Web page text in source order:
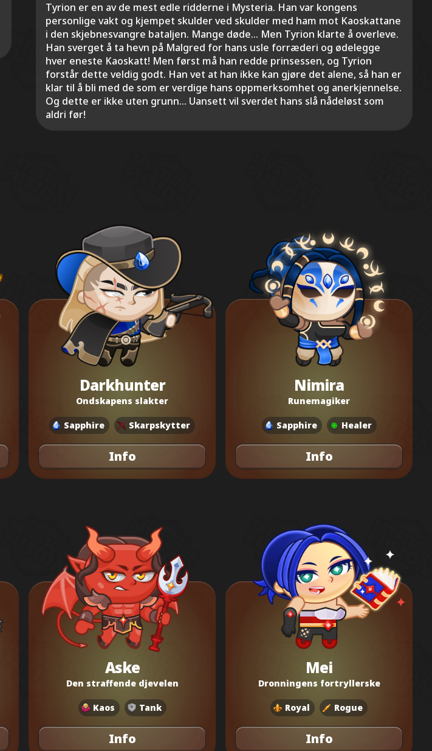
Tyrion er en av de mest edle ridderne i Mysteria. Han var kongens
personlige vakt og kjempet skulder ved skulder med ham mot Kaoskattane
i den skjebnesvangre bataljen. Mange døde... Men Tyrion klarte å overleve.
Han sverget å ta hevn på Malgred for hans usle forræderi og ødelegge
hver eneste Kaoskatt! Men først må han redde prinsessen, og Tyrion
forstår dette veldig godt. Han vet at han ikke kan gjøre det alene, så han er
klar til å bli med de som er verdige hans oppmerksomhet og anerkjennelse.
Og dette er ikke uten grunn... Uansett vil sverdet hans slå nådeløst som
aldri før!
Darkhunter
Ondskapens slakter
Sapphire Skarpskytter
Info
Nimira
Runemagiker
Sapphire Healer
Info
Aske
Den straffende djevelen
Kaos Tank
Info
Mei
Dronningens fortryllerske
Royal Rogue
Info